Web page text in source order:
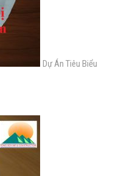
Dự Án Tiêu Biểu